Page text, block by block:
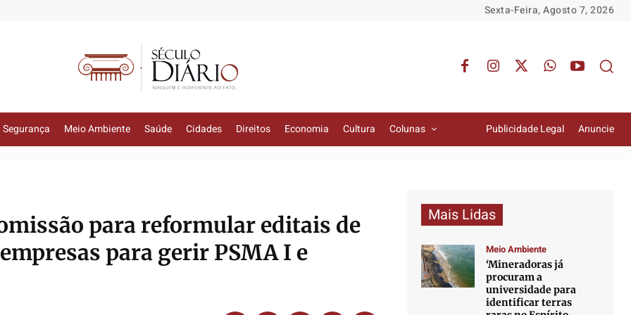
Sexta-Feira, Agosto 7, 2026
Segurança Meio Ambiente Saúde Cidades Direitos Economia Cultura Colunas Publicidade Legal Anuncie
para reformular editais de
para gerir PSMA I e
Mais Lidas
Meio Ambiente
‘Mineradoras já
procuram a
universidade para
identificar terras